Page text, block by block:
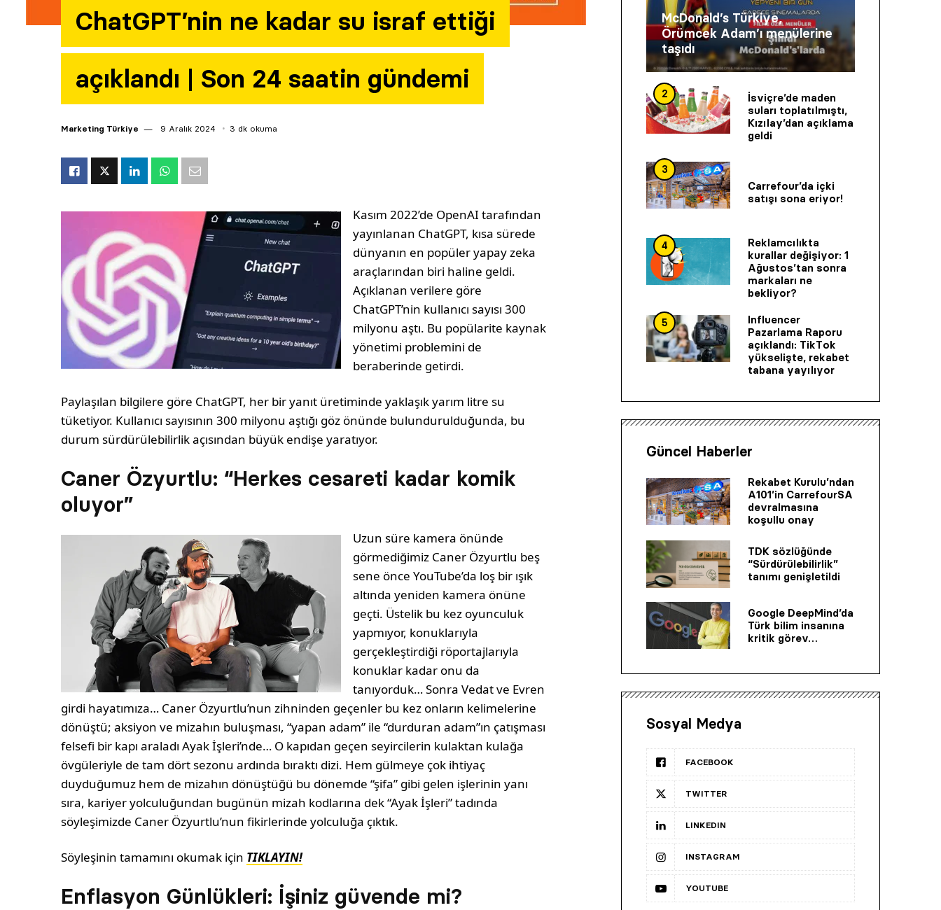
ChatGPT’nin ne kadar su israf ettiği
açıklandı | Son 24 saatin gündemi
Marketing Türkiye 9 Aralık 2024 3 dk okuma
Kasım 2022’de OpenAI tarafından
yayınlanan ChatGPT, kısa sürede
dünyanın en popüler yapay zeka
araçlarından biri haline geldi.
Açıklanan verilere göre
ChatGPT’nin kullanıcı sayısı 300
milyonu aştı. Bu popülarite kaynak
yönetimi problemini de
beraberinde getirdi.
Paylaşılan bilgilere göre ChatGPT, her bir yanıt üretiminde yaklaşık yarım litre su
tüketiyor. Kullanıcı sayısının 300 milyonu aştığı göz önünde bulundurulduğunda, bu
durum sürdürülebilirlik açısından büyük endişe yaratıyor.
Caner Özyurtlu: “Herkes cesareti kadar komik
oluyor”
Uzun süre kamera önünde
görmediğimiz Caner Özyurtlu beş
sene önce YouTube’da loş bir ışık
altında yeniden kamera önüne
geçti. Üstelik bu kez oyunculuk
yapmıyor, konuklarıyla
gerçekleştirdiği röportajlarıyla
konuklar kadar onu da
tanıyorduk… Sonra Vedat ve Evren
girdi hayatımıza… Caner Özyurtlu’nun zihninden geçenler bu kez onların kelimelerine
dönüştü; aksiyon ve mizahın buluşması, “yapan adam” ile “durduran adam”ın çatışması
felsefi bir kapı araladı Ayak İşleri’nde… O kapıdan geçen seyircilerin kulaktan kulağa
övgüleriyle de tam dört sezonu ardında bıraktı dizi. Hem gülmeye çok ihtiyaç
duyduğumuz hem de mizahın dönüştüğü bu dönemde “şifa” gibi gelen işlerinin yanı
sıra, kariyer yolculuğundan bugünün mizah kodlarına dek “Ayak İşleri” tadında
söyleşimizde Caner Özyurtlu’nun fikirlerinde yolculuğa çıktık.
Söyleşinin tamamını okumak için TIKLAYIN!
Enflasyon Günlükleri: İşiniz güvende mi?
McDonald’s Türkiye,
Örümcek Adam’ı menülerine
taşıdı
2
İsviçre’de maden
suları toplatılmıştı,
Kızılay’dan açıklama
geldi
3
Carrefour’da içki
satışı sona eriyor!
4
Reklamcılıkta
kurallar değişiyor: 1
Ağustos’tan sonra
markaları ne
bekliyor?
5
Influencer
Pazarlama Raporu
açıklandı: TikTok
yükselişte, rekabet
tabana yayılıyor
Güncel Haberler
Rekabet Kurulu’ndan
A101’in CarrefourSA
devralmasına
koşullu onay
TDK sözlüğünde
“Sürdürülebilirlik”
tanımı genişletildi
Google DeepMind’da
Türk bilim insanına
kritik görev…
Sosyal Medya
FACEBOOK
TWITTER
LINKEDIN
INSTAGRAM
YOUTUBE